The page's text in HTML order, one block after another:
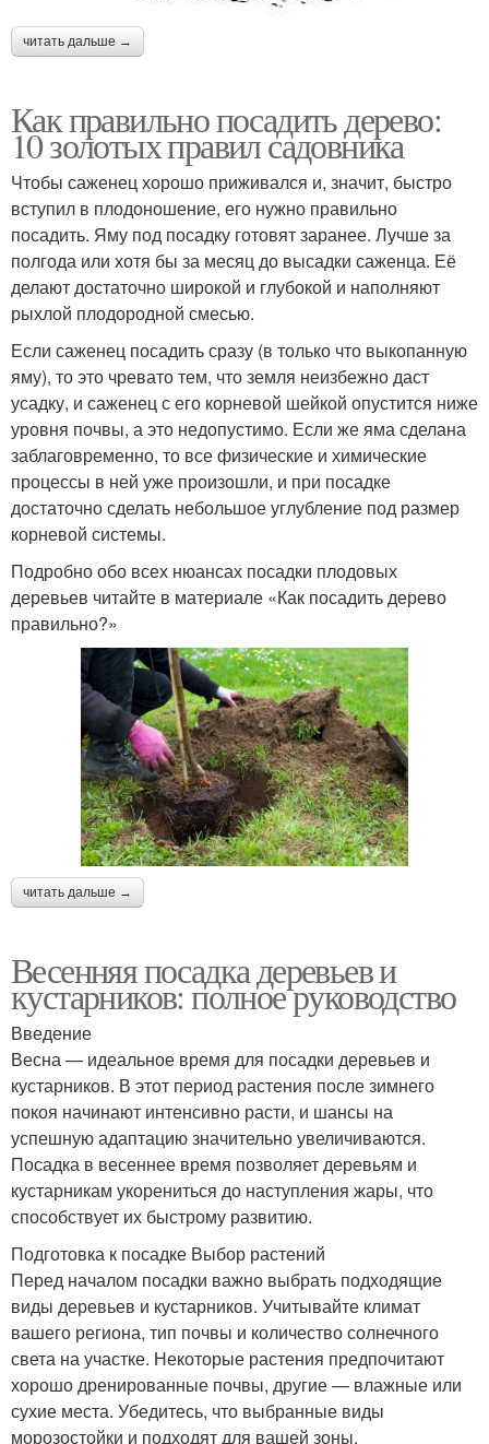
читать дальше →
Как правильно посадить дерево:
10 золотых правил садовника
Чтобы саженец хорошо приживался и, значит, быстро
вступил в плодоношение, его нужно правильно
посадить. Яму под посадку готовят заранее. Лучше за
полгода или хотя бы за месяц до высадки саженца. Её
делают достаточно широкой и глубокой и наполняют
рыхлой плодородной смесью.
Если саженец посадить сразу (в только что выкопанную
яму), то это чревато тем, что земля неизбежно даст
усадку, и саженец с его корневой шейкой опустится ниже
уровня почвы, а это недопустимо. Если же яма сделана
заблаговременно, то все физические и химические
процессы в ней уже произошли, и при посадке
достаточно сделать небольшое углубление под размер
корневой системы.
Подробно обо всех нюансах посадки плодовых
деревьев читайте в материале «Как посадить дерево
правильно?»
читать дальше →
Весенняя посадка деревьев и
кустарников: полное руководство
Введение
Весна — идеальное время для посадки деревьев и
кустарников. В этот период растения после зимнего
покоя начинают интенсивно расти, и шансы на
успешную адаптацию значительно увеличиваются.
Посадка в весеннее время позволяет деревьям и
кустарникам укорениться до наступления жары, что
способствует их быстрому развитию.
Подготовка к посадке Выбор растений
Перед началом посадки важно выбрать подходящие
виды деревьев и кустарников. Учитывайте климат
вашего региона, тип почвы и количество солнечного
света на участке. Некоторые растения предпочитают
хорошо дренированные почвы, другие — влажные или
сухие места. Убедитесь, что выбранные виды
морозостойки и подходят для вашей зоны.